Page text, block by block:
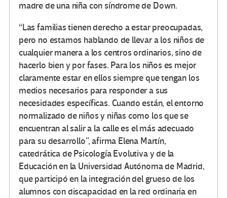
madre de una niña con síndrome de Down.
“Las familias tienen derecho a estar preocupadas,
pero no estamos hablando de llevar a los niños de
cualquier manera a los centros ordinarios, sino de
hacerlo bien y por fases. Para los niños es mejor
claramente estar en ellos siempre que tengan los
medios necesarios para responder a sus
necesidades específicas. Cuando están, el entorno
normalizado de niños y niñas como los que se
encuentran al salir a la calle es el más adecuado
para su desarrollo”, afirma Elena Martín,
catedrática de Psicología Evolutiva y de la
Educación en la Universidad Autónoma de Madrid,
que participó en la integración del grueso de los
alumnos con discapacidad en la red ordinaria en